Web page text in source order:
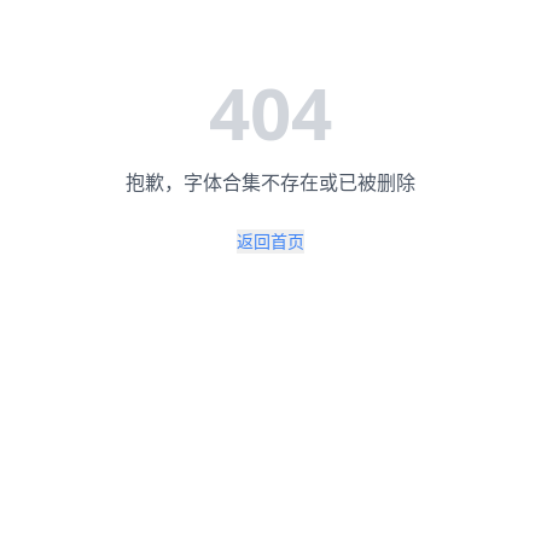
404
抱歉，字体合集不存在或已被删除
返回首页